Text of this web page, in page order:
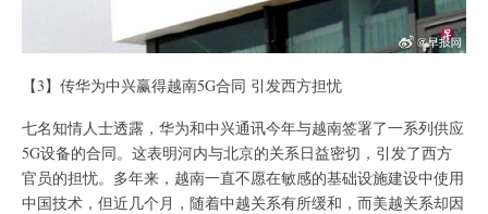
【3】传华为中兴赢得越南5G合同 引发西方担忧
七名知情人士透露，华为和中兴通讯今年与越南签署了一系列供应
5G设备的合同。这表明河内与北京的关系日益密切，引发了西方
官员的担忧。多年来，越南一直不愿在敏感的基础设施建设中使用
中国技术，但近几个月，随着中越关系有所缓和，而美越关系却因